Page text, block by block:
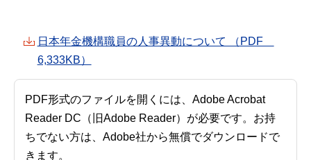
日本年金機構職員の人事異動について （PDF
6,333KB）
PDF形式のファイルを開くには、Adobe Acrobat
Reader DC（旧Adobe Reader）が必要です。お持
ちでない方は、Adobe社から無償でダウンロードで
きます。